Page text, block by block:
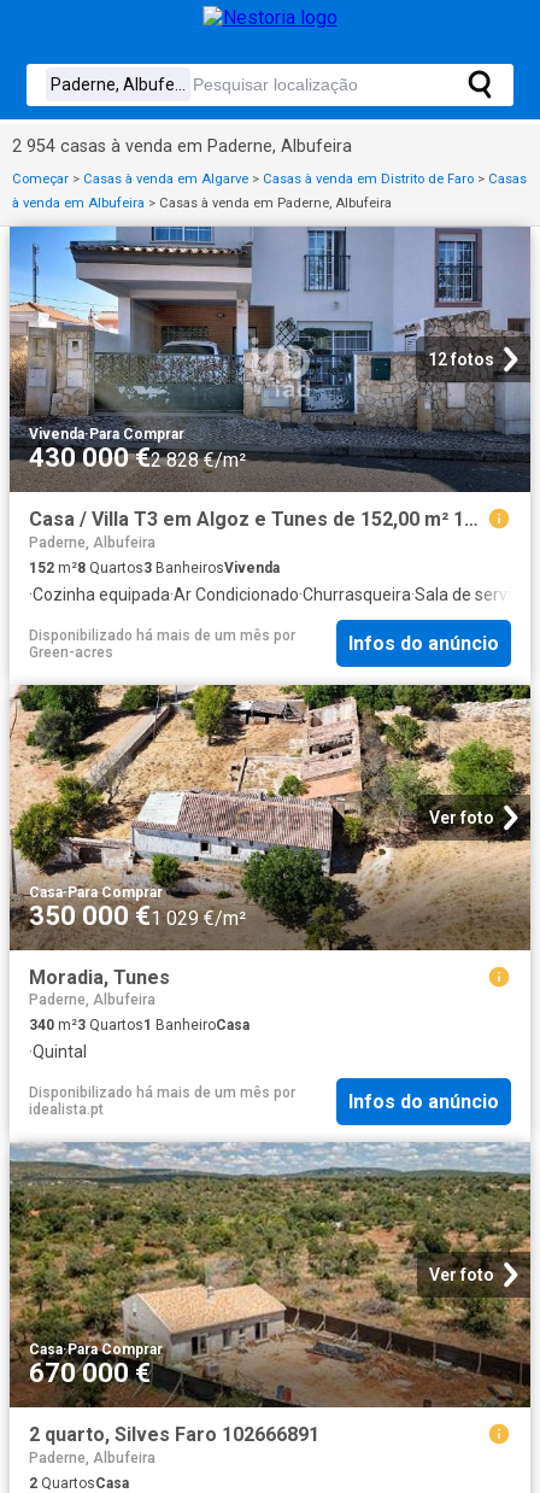
2 954 casas à venda em Paderne, Albufeira
Começar > Casas à venda em Algarve > Casas à venda em Distrito de Faro > Casas
à venda em Albufeira > Casas à venda em Paderne, Albufeira
12 fotos
Vivenda·Para Comprar
430 000 €2 828 €/m²
Casa / Villa T3 em Algoz e Tunes de 152,00 m² 152m² Algoz e Tunes
Paderne, Albufeira
152 m²8 Quartos3 BanheirosVivenda
·Cozinha equipada·Ar Condicionado·Churrasqueira·Sala de serviços
Disponibilizado há mais de um mês por
Green-acres
Infos do anúncio
Ver foto
Casa·Para Comprar
350 000 €1 029 €/m²
Moradia, Tunes
Paderne, Albufeira
340 m²3 Quartos1 BanheiroCasa
·Quintal
Disponibilizado há mais de um mês por
idealista.pt
Infos do anúncio
Ver foto
Casa·Para Comprar
670 000 €
2 quarto, Silves Faro 102666891
Paderne, Albufeira
2 QuartosCasa